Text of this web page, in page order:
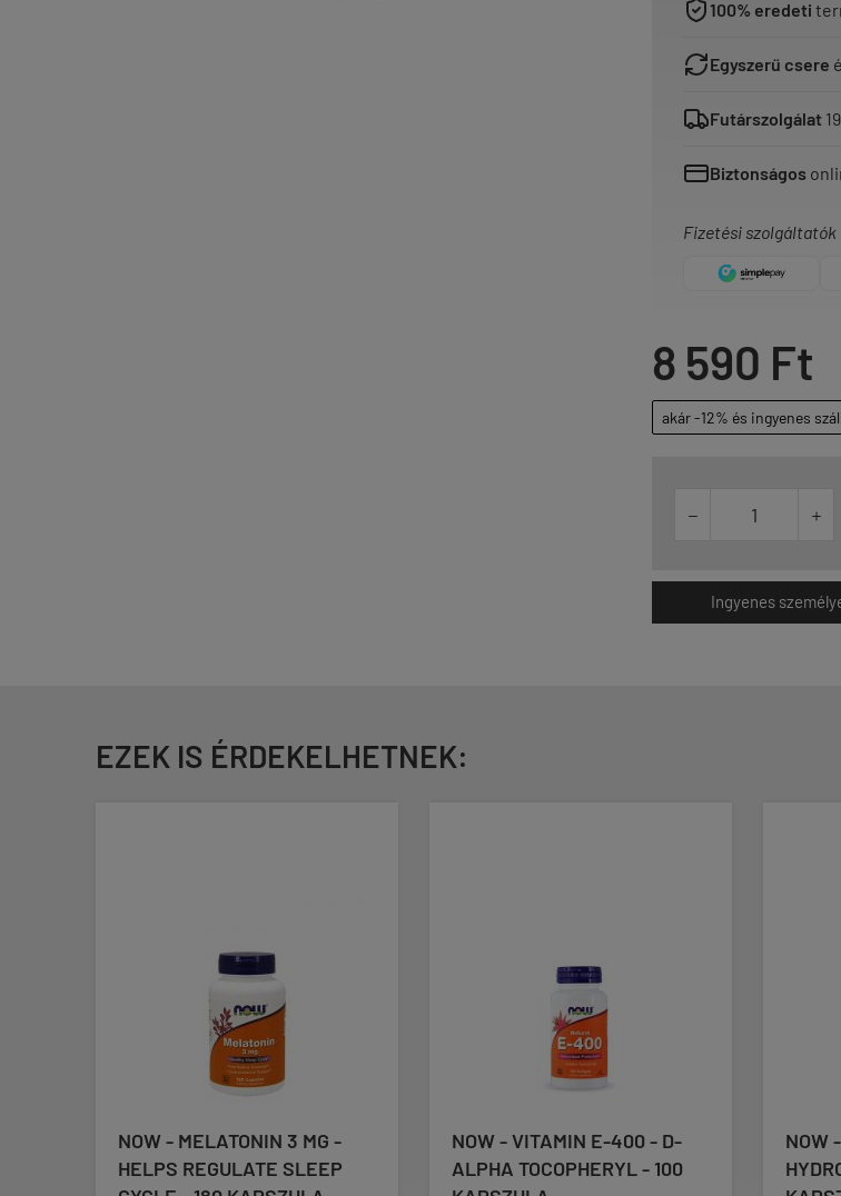
100% eredeti
Egyszerű csere
Futárszolgálat
Biztonságos
Fizetési szolgáltatók
8 590 Ft
akár -12% és ingyenes
 
Ingyenes
EZEK IS ÉRDEKELHETNEK:
NOW - MELATONIN 3 MG -
HELPS REGULATE SLEEP
NOW - VITAMIN E-400 - D-
ALPHA TOCOPHERYL - 100
NOW